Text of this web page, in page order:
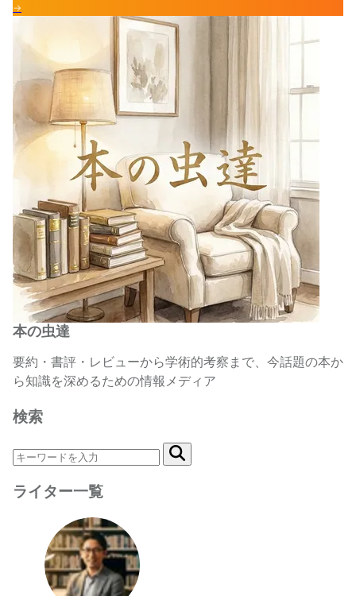
→
本の虫達
要約・書評・レビューから学術的考察まで、今話題の本か
ら知識を深めるための情報メディア
検索
ライター一覧